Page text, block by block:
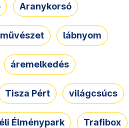
Aranykorsó
lábnyom
áremelkedés
Tisza Pért világcsúcs
Élménypark Trafibox